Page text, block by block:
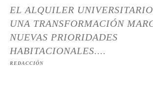
EL ALQUILER
UNA TRANSFORMACIÓN
NUEVAS PRIORIDADES
HABITACIONALES....
REDACCIÓN